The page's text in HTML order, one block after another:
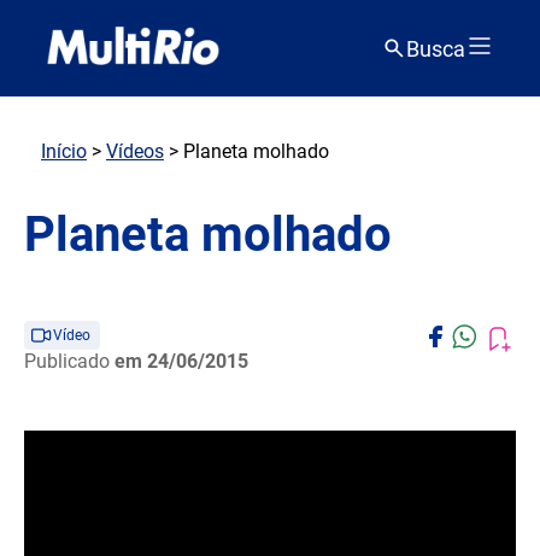
Busca
Início > Vídeos > Planeta molhado
Planeta molhado
Vídeo
Publicado em 24/06/2015